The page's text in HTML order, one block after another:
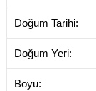
Doğum Tarihi:
Doğum Yeri:
Boyu: